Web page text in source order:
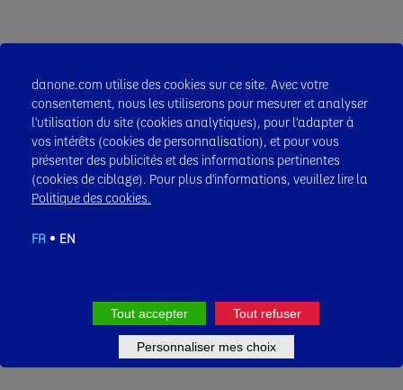
conservation de 12 mois​
danone.com utilise des cookies sur ce site. Avec votre
consentement, nous les utiliserons pour mesurer et analyser
l'utilisation du site (cookies analytiques), pour l'adapter à
vos intérêts (cookies de personnalisation), et pour vous
présenter des publicités et des informations pertinentes
(cookies de ciblage). Pour plus d'informations, veuillez lire la
Politique des cookies.
FR EN
Tout accepter Tout refuser
Personnaliser mes choix